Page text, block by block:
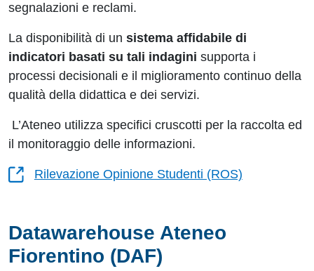
segnalazioni e reclami.
La disponibilità di un sistema affidabile di
indicatori basati su tali indagini supporta i
processi decisionali e il miglioramento continuo della
qualità della didattica e dei servizi.
L’Ateneo utilizza specifici cruscotti per la raccolta ed
il monitoraggio delle informazioni.
Rilevazione Opinione Studenti (ROS)
Datawarehouse Ateneo
Fiorentino (DAF)